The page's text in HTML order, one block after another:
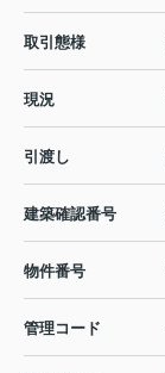
取引態様
現況
引渡し
建築確認番号
物件番号
管理コード